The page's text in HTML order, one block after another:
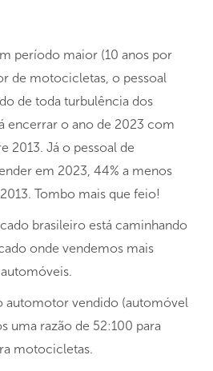
período maior (10 anos por
de motocicletas, o pessoal
de toda turbulência dos
encerrar o ano de 2023 com
2013. Já o pessoal de
em 2023, 44% a menos
Tombo mais que feio!
brasileiro está caminhando
onde vendemos mais
automotor vendido (automóvel
uma razão de 52:100 para
motocicletas.